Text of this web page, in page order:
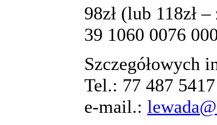
98zł (lub 118zł
39 1060 0076
Szczegółowych
Tel.: 77 487 5417
e-mail.: